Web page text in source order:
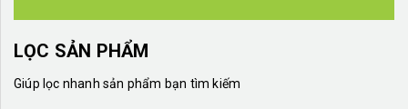
LỌC SẢN PHẨM
Giúp lọc nhanh sản phẩm bạn tìm kiếm